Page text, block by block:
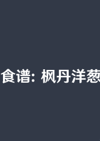
食谱：枫丹洋